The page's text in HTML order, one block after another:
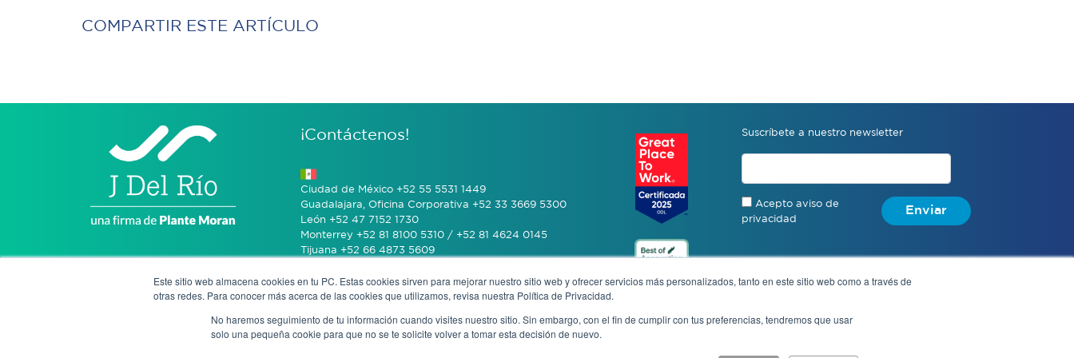
Este sitio web almacena cookies en tu PC. Estas cookies sirven para mejorar nuestro sitio web y ofrecer servicios más personalizados, tanto en este sitio web como a través de
otras redes. Para conocer más acerca de las cookies que utilizamos, revisa nuestra Política de Privacidad.
No haremos seguimiento de tu información cuando visites nuestro sitio. Sin embargo, con el fin de cumplir con tus preferencias, tendremos que usar
solo una pequeña cookie para que no se te solicite volver a tomar esta decisión de nuevo.
COMPARTIR ESTE ARTÍCULO
¡Contáctenos!
Ciudad de México +52 55 5531 1449
Guadalajara, Oficina Corporativa +52 33 3669 5300
León +52 47 7152 1730
Monterrey +52 81 8100 5310 / +52 81 4624 0145
Tijuana +52 66 4873 5609
Bogotá +57 (601) 770 2999
Suscríbete a nuestro newsletter
Acepto aviso de
privacidad
Enviar